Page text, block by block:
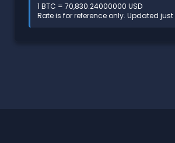
1 BTC = 70,830.24000000 USD
Rate is for reference only. Updated just